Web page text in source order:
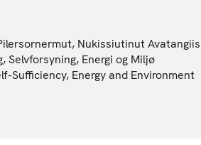
Nukissiutinut
Selvforsyning, Energi og Miljø
Sufficiency, Energy and Environment